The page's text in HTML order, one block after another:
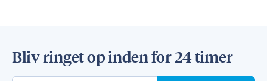
Bliv ringet op inden for 24 timer